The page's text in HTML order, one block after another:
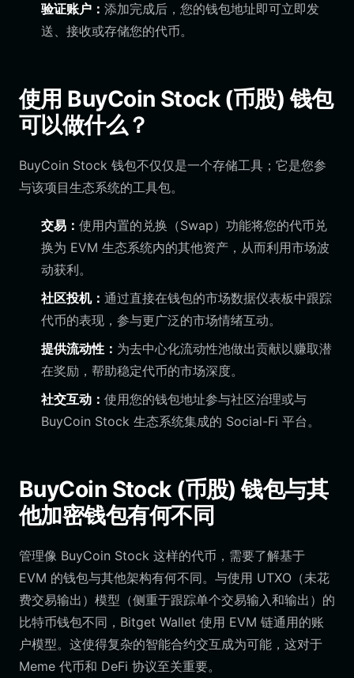
验证账户： 添加完成后，您的钱包地址即可立即发
送、接收或存储您的代币。
使用 BuyCoin Stock (币股) 钱包
可以做什么？
BuyCoin Stock 钱包不仅仅是一个存储工具；它是您参
与该项目生态系统的工具包。
交易： 使用内置的兑换（Swap）功能将您的代币兑
换为 EVM 生态系统内的其他资产，从而利用市场波
动获利。
社区投机： 通过直接在钱包的市场数据仪表板中跟踪
代币的表现，参与更广泛的市场情绪互动。
提供流动性： 为去中心化流动性池做出贡献以赚取潜
在奖励，帮助稳定代币的市场深度。
社交互动： 使用您的钱包地址参与社区治理或与
BuyCoin Stock 生态系统集成的 Social-Fi 平台。
BuyCoin Stock (币股) 钱包与其
他加密钱包有何不同
管理像 BuyCoin Stock 这样的代币，需要了解基于
EVM 的钱包与其他架构有何不同。与使用 UTXO（未花
费交易输出）模型（侧重于跟踪单个交易输入和输出）的
比特币钱包不同，Bitget Wallet 使用 EVM 链通用的账
户模型。这使得复杂的智能合约交互成为可能，这对于
Meme 代币和 DeFi 协议至关重要。